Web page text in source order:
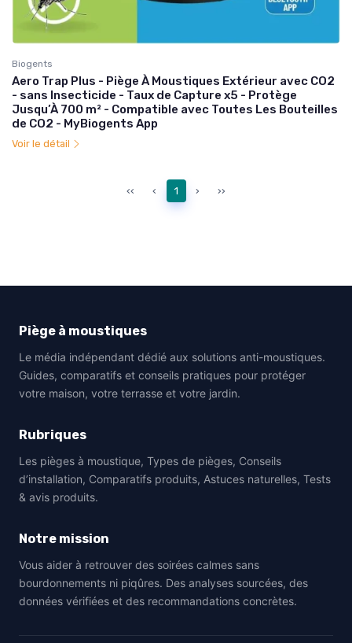
Biogents
Aero Trap Plus - Piège À Moustiques Extérieur avec CO2
- sans Insecticide - Taux de Capture x5 - Protège
Jusqu’À 700 m² - Compatible avec Toutes Les Bouteilles
de CO2 - MyBiogents App
Voir le détail
‹‹ ‹ 1 › ››
Piège à moustiques
Le média indépendant dédié aux solutions anti-moustiques.
Guides, comparatifs et conseils pratiques pour protéger
votre maison, votre terrasse et votre jardin.
Rubriques
Les pièges à moustique, Types de pièges, Conseils
d’installation, Comparatifs produits, Astuces naturelles, Tests
& avis produits.
Notre mission
Vous aider à retrouver des soirées calmes sans
bourdonnements ni piqûres. Des analyses sourcées, des
données vérifiées et des recommandations concrètes.